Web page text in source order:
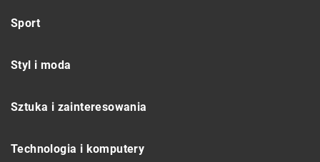
Sport
Styl i moda
Sztuka i zainteresowania
Technologia i komputery